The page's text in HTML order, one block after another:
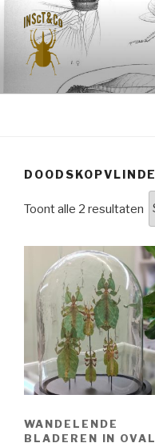
inhoud
springen
INSCT & CO
Toont alle 2 resultaten
WANDELENDE
BLADEREN IN